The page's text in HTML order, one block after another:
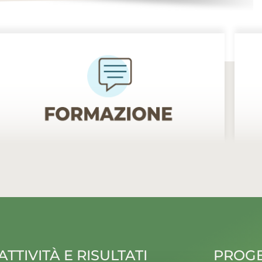
E RISULTATI